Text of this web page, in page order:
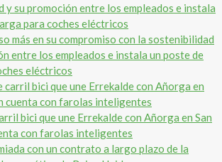
más en su compromiso con la sostenibilidad
entre los empleados e instala un poste de
eléctricos
bici que une Errekalde con Añorga en San
con farolas inteligentes